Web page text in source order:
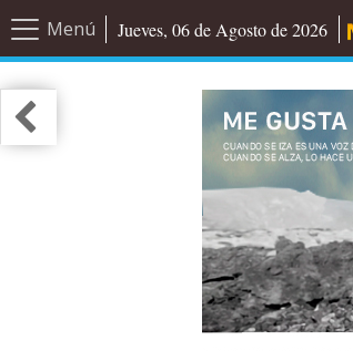
Menú Jueves, 06 de Agosto de 2026